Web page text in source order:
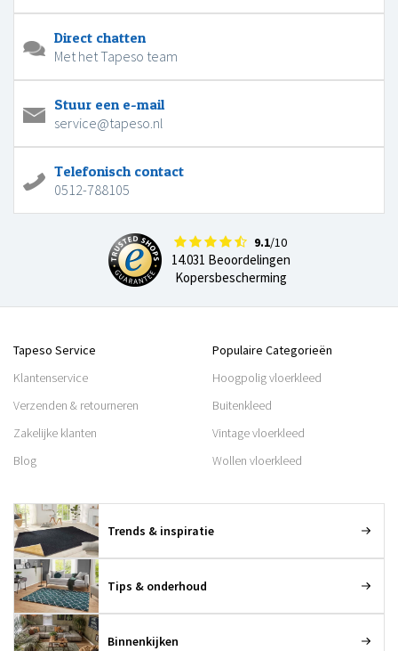
Direct chatten
Met het Tapeso team
Stuur een e-mail
service@tapeso.nl
Telefonisch contact
0512-788105
9.1/10
14.031 Beoordelingen
Kopersbescherming
Tapeso Service
Klantenservice
Verzenden & retourneren
Zakelijke klanten
Blog
Populaire Categorieën
Hoogpolig vloerkleed
Buitenkleed
Vintage vloerkleed
Wollen vloerkleed
Trends & inspiratie
Tips & onderhoud
Binnenkijken